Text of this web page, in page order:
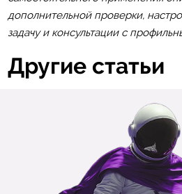
дополнительной проверки,
задачу и консультации с
Другие статьи